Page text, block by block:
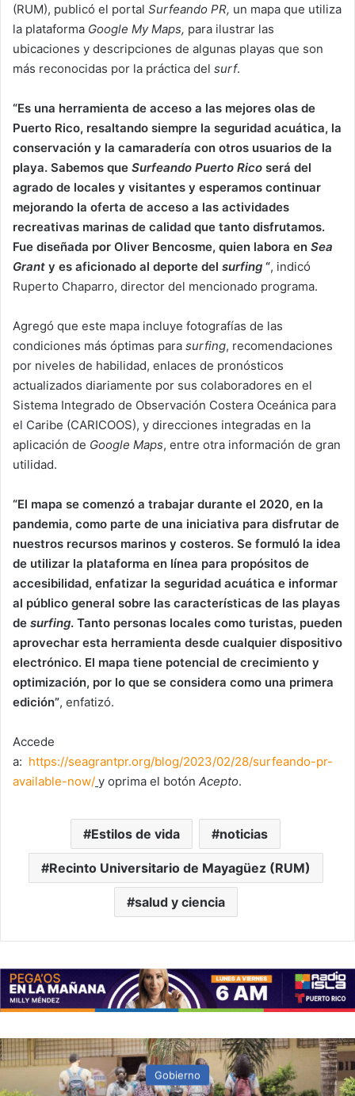
(RUM), publicó el portal Surfeando PR, un mapa que utiliza
la plataforma Google My Maps, para ilustrar las
ubicaciones y descripciones de algunas playas que son
más reconocidas por la práctica del surf.
“Es una herramienta de acceso a las mejores olas de
Puerto Rico, resaltando siempre la seguridad acuática, la
conservación y la camaradería con otros usuarios de la
playa. Sabemos que Surfeando Puerto Rico será del
agrado de locales y visitantes y esperamos continuar
mejorando la oferta de acceso a las actividades
recreativas marinas de calidad que tanto disfrutamos.
Fue diseñada por Oliver Bencosme, quien labora en Sea
Grant y es aficionado al deporte del surfing “, indicó
Ruperto Chaparro, director del mencionado programa.
Agregó que este mapa incluye fotografías de las
condiciones más óptimas para surfing, recomendaciones
por niveles de habilidad, enlaces de pronósticos
actualizados diariamente por sus colaboradores en el
Sistema Integrado de Observación Costera Oceánica para
el Caribe (CARICOOS), y direcciones integradas en la
aplicación de Google Maps, entre otra información de gran
utilidad.
“El mapa se comenzó a trabajar durante el 2020, en la
pandemia, como parte de una iniciativa para disfrutar de
nuestros recursos marinos y costeros. Se formuló la idea
de utilizar la plataforma en línea para propósitos de
accesibilidad, enfatizar la seguridad acuática e informar
al público general sobre las características de las playas
de surfing. Tanto personas locales como turistas, pueden
aprovechar esta herramienta desde cualquier dispositivo
electrónico. El mapa tiene potencial de crecimiento y
optimización, por lo que se considera como una primera
edición”, enfatizó.
Accede
a: https://seagrantpr.org/blog/2023/02/28/surfeando-pr-
available-now/ y oprima el botón Acepto.
Estilos de vida noticias
Recinto Universitario de Mayagüez (RUM)
salud y ciencia
Gobierno